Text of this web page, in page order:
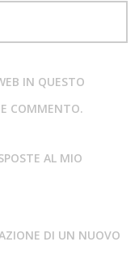
IN QUESTO
COMMENTO.
AL MIO
DI UN NUOVO